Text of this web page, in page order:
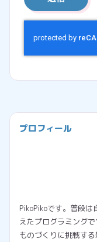
プロフィール
PikoPikoです。普段
えたプログラミング
ものづくりに挑戦す